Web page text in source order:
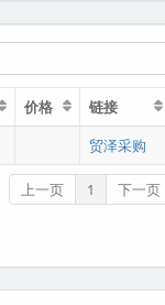
价格
链接
贸泽采购
上一页 1 下一页